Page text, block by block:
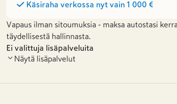
Käsiraha verkossa nyt vain 1 000 €
Vapaus ilman sitoumuksia - maksa autostasi
täydellisestä hallinnasta.
Ei valittuja lisäpalveluita
Näytä lisäpalvelut